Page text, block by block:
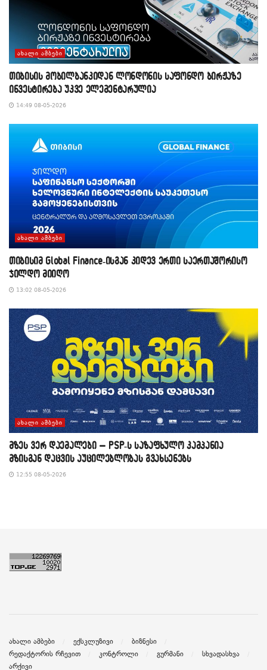
ᲐᲮᲐᲚᲘ ᲐᲛᲑᲔᲑᲘ
თიბისის მობილბანკიდან ლონდონის საფონდო ბირჟაზე
ინვესტირება უკვე ელემენტარულია
14:49 08-05-2026
ᲐᲮᲐᲚᲘ ᲐᲛᲑᲔᲑᲘ
თიბისიმ Global Finance-ისგან კიდევ ერთი საერთაშორისო
ჯილდო მიიღო
13:02 08-05-2026
ᲐᲮᲐᲚᲘ ᲐᲛᲑᲔᲑᲘ
მზეს ვერ დაემალები – PSP-ს საზაფხულო კამპანია
მზისგან დაცვის აუცილებლობას გვახსენებს
12:55 08-05-2026
ახალი ამბები ექსკლუზივი
ბიზნესი
რედაქტორის რჩევით
კონტროლი გურმანი
სხვადასხვა
არქივი